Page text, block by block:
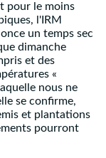
pour le moins
l'IRM
un temps sec
dimanche
et des
«
nous ne
se confirme,
et plantations
pourront